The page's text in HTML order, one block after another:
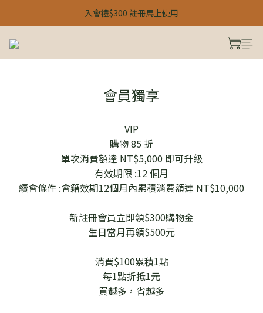
【 24H 快閃：春季雙人限定 】
入會禮$300 註冊馬上使用
會員獨享
VIP
購物 85 折
單次消費額達 NT$5,000 即可升級
有效期限 :12 個月
續會條件 :會籍效期12個月內累積消費額達 NT$10,000
新註冊會員立即領$300購物金
生日當月再領$500元
消費$100累積1點
每1點折抵1元
買越多，省越多